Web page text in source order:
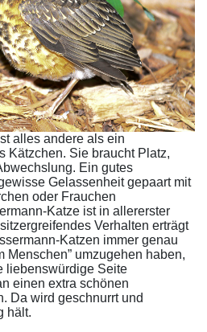
alles andere als ein
Kätzchen. Sie braucht Platz,
Ein gutes
Gelassenheit gepaart mit
oder Frauchen
Katze ist in allererster
Verhalten erträgt
Katzen immer genau
Menschen” umzugehen haben,
liebenswürdige Seite
einen extra schönen
Da wird geschnurrt und
hält.